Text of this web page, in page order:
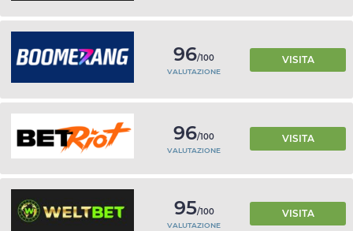
96/100
VALUTAZIONE
VISITA
96/100
VALUTAZIONE
VISITA
95/100
VALUTAZIONE
VISITA